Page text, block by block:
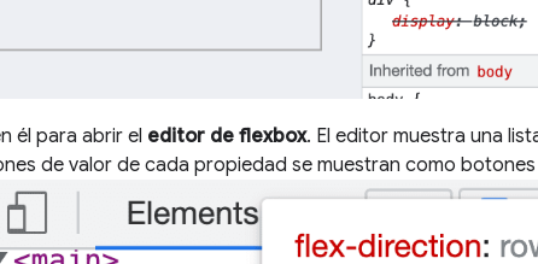
él para abrir el editor de flexbox. El editor muestra una
de valor de cada propiedad se muestran como